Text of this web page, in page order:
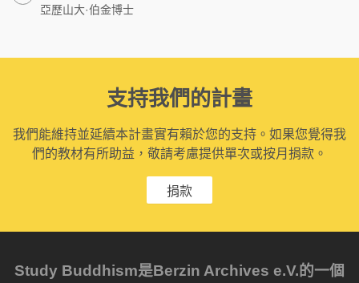
亞歷山大·伯金博士
支持我們的計畫
我們能維持並延續本計畫實有賴於您的支持。如果您覺得我
們的教材有所助益，敬請考慮提供單次或按月捐款。
捐款
Study Buddhism是Berzin Archives e.V.的一個